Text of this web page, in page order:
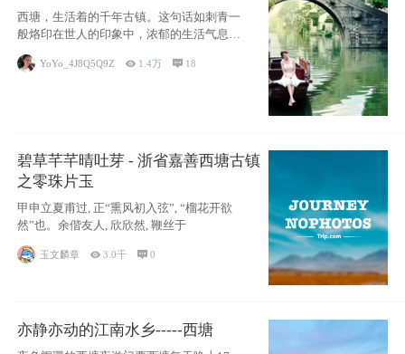
西塘，生活着的千年古镇。这句话如刺青一
般烙印在世人的印象中，浓郁的生活气息，
小桥流水
YoYo_4J8Q5Q9Z  1.4万  18
碧草芊芊晴吐芽 - 浙省嘉善西塘古镇
之零珠片玉
甲申立夏甫过, 正“熏风初入弦”, “榴花开欲
然”也。余偕友人, 欣欣然, 鞭丝于
玉文麟章  3.0千 0
亦静亦动的江南水乡-----西塘